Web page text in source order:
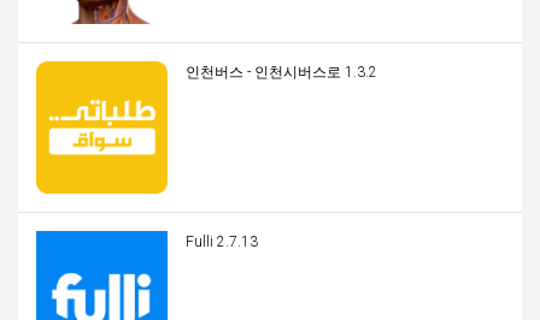
인천버스 - 인천시버스로 1.3.2
Fulli 2.7.13